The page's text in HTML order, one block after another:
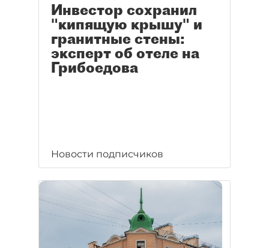
Инвестор сохранил
"кипящую крышу" и
гранитные стены:
эксперт об отеле на
Грибоедова
Новости подписчиков